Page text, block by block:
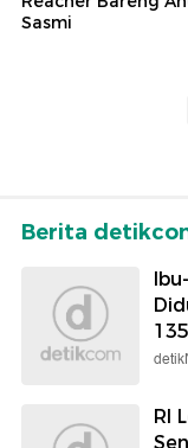
Sasmi
Berita
RI